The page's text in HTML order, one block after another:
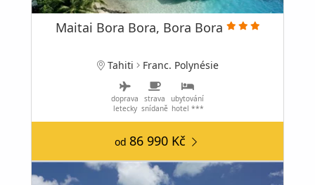
Maitai Bora Bora, Bora Bora
Tahiti Franc. Polynésie
doprava
letecky
strava
snídaně
ubytování
hotel ***
od 86 990 Kč